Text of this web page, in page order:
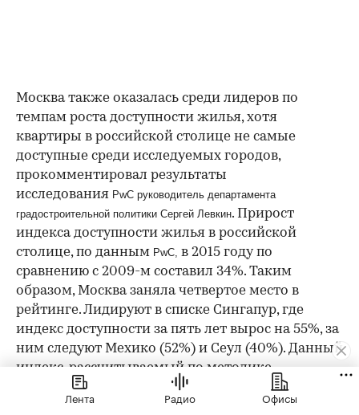
Москва также оказалась среди лидеров по
темпам роста доступности жилья, хотя
квартиры в российской столице не самые
доступные среди исследуемых городов,
прокомментировал результаты
исследования PwC руководитель департамента
градостроительной политики Сергей Левкин. Прирост
индекса доступности жилья в российской
столице, по данным PwC, в 2015 году по
сравнению с 2009-м составил 34%. Таким
образом, Москва заняла четвертое место в
рейтинге. Лидируют в списке Сингапур, где
индекс доступности за пять лет вырос на 55%, за
ним следуют Мехико (52%) и Сеул (40%). Данный
индекс, рассчитываемый по методике
ассоциации риелторов США, показывает
соотношение доходов среднестатистического
Лента Радио Офисы